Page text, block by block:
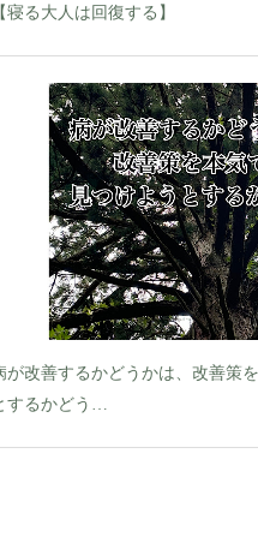
【寝る大人は回復する】
が改善するかどうかは、改善策
するかどう…